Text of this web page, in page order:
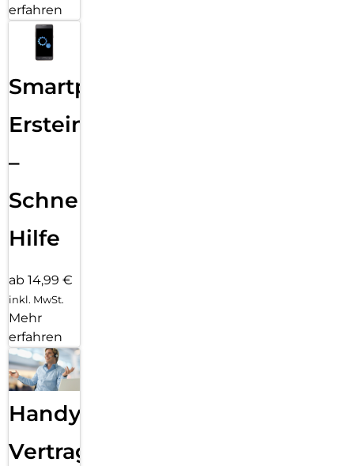
erfahren
Smartphone
Ersteinrichtung
–
Schnelle
Hilfe
ab 14,99 €
inkl. MwSt.
Mehr
erfahren
Handy
Vertragsabwicklung